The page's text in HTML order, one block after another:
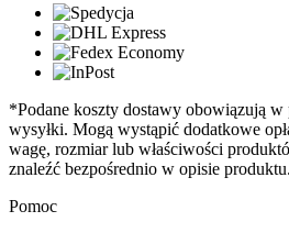
*Podane koszty dostawy obowiązują w
wysyłki. Mogą wystąpić dodatkowe
wagę, rozmiar lub właściwości
znaleźć bezpośrednio w opisie produktu.
Pomoc